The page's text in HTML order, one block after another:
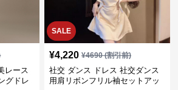
レース
グドレ
SALE
¥4,220 ¥4690(割引前)
社交 ダンス ドレス 社交ダンス
用肩リボンフリル袖セットアッ